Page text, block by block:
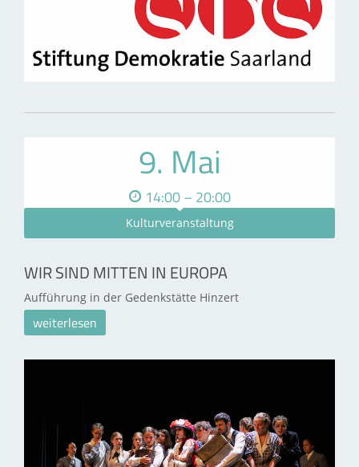
9. Mai
14:00 – 20:00
Kulturveranstaltung
WIR SIND MITTEN IN EUROPA
Aufführung in der Gedenkstätte Hinzert
weiterlesen